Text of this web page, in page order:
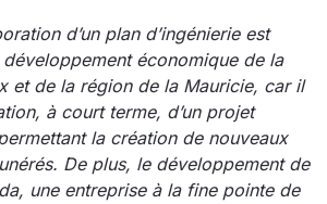
d’un plan d’ingénierie est
économique de la
et de la région de la Mauricie, car il
à court terme, d’un projet
la création de nouveaux
De plus, le développement de
une entreprise à la fine pointe de